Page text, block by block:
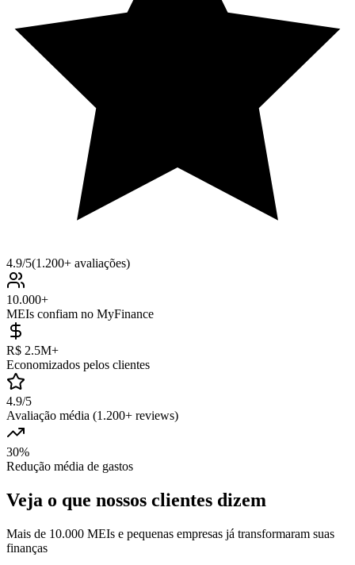
4.9/5(1.200+ avaliações)
10.000+
MEIs confiam no MyFinance
R$ 2.5M+
Economizados pelos clientes
4.9/5
Avaliação média (1.200+ reviews)
30%
Redução média de gastos
Veja o que nossos clientes dizem
Mais de 10.000 MEIs e pequenas empresas já transformaram suas
finanças